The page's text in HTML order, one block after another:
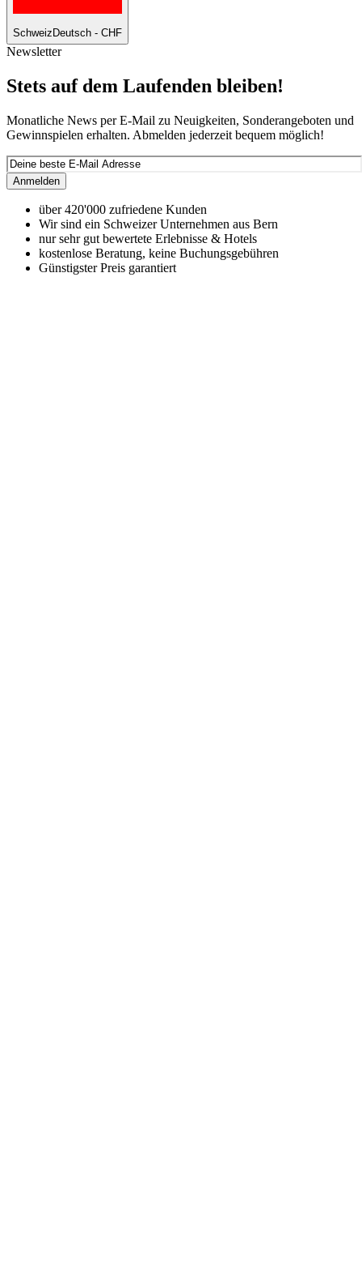
Schweiz Deutsch - CHF
Newsletter
Stets auf dem Laufenden bleiben!
Monatliche News per E-Mail zu Neuigkeiten, Sonderangeboten und
Gewinnspielen erhalten. Abmelden jederzeit bequem möglich!
Anmelden
über 420'000 zufriedene Kunden
Wir sind ein Schweizer Unternehmen aus Bern
nur sehr gut bewertete Erlebnisse & Hotels
kostenlose Beratung, keine Buchungsgebühren
Günstigster Preis garantiert